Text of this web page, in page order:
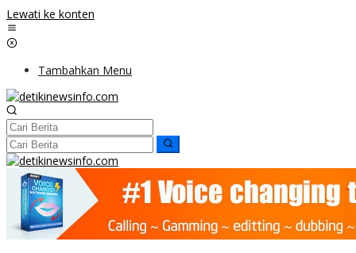
Lewati ke konten
Tambahkan Menu